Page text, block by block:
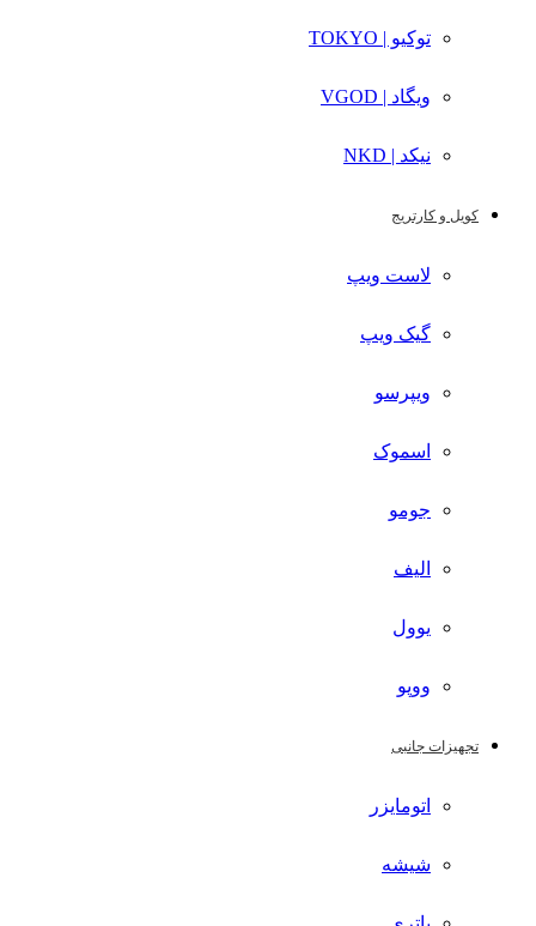
توکیو | TOKYO
ویگاد | VGOD
نیکد | NKD
کویل و کارتریج
لاست ویپ
گیک ویپ
ویپرسو
اسموک
جومو
الیف
یوول
ووپو
تجهیزات جانبی
اتومایزر
شیشه